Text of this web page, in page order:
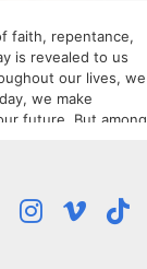
faith, repentance,
is revealed to us
our lives, we
we make
future. But among
Jesus is not only
way to God. He is